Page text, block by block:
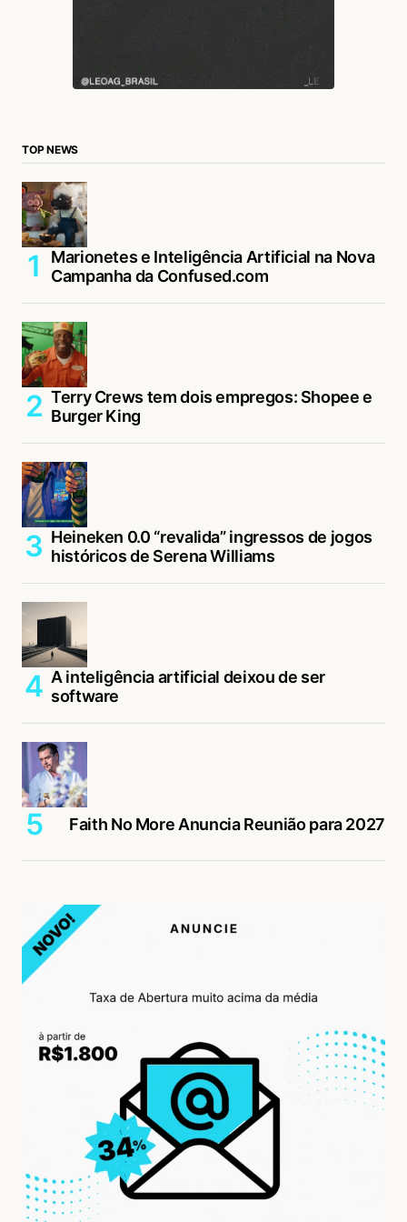
Jorge
29/10/2020 às 2:03 PM
WB, eu te amo!
Acesse para responder
01/11/2020 às 9:47 PM
hahahaha, bom né? Enjoy! ;)
Acesse para responder
TOP NEWS
Marionetes e Inteligência Artificial na Nova
Campanha da Confused.com
Terry Crews tem dois empregos: Shopee e
Burger King
Heineken 0.0 “revalida” ingressos de jogos
históricos de Serena Williams
A inteligência artificial deixou de ser
software
Faith No More Anuncia Reunião para 2027